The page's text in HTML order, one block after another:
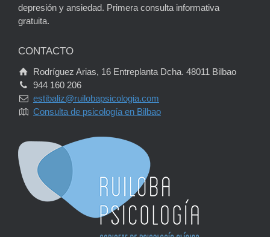
depresión y ansiedad. Primera consulta informativa
gratuita.
CONTACTO
Rodríguez Arias, 16 Entreplanta Dcha. 48011 Bilbao
944 160 206
estibaliz@ruilobapsicologia.com
Consulta de psicología en Bilbao